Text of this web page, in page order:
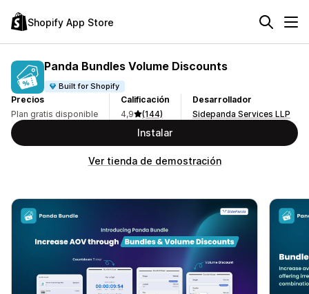
Shopify App Store
Panda Bundles Volume Discounts
Built for Shopify
Precios
Plan gratis disponible
Calificación
4,9
(144)
Desarrollador
Sidepanda Services LLP
Instalar
Ver tienda de demostración